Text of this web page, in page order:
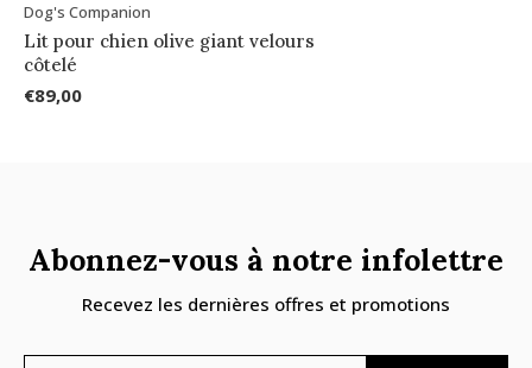
Dog's Companion
Lit pour chien olive giant velours
côtelé
€89,00
Abonnez-vous à notre infolettre
Recevez les dernières offres et promotions